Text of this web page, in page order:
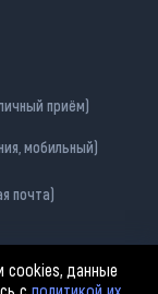
приём)
мобильный)
почта)
cookies, данные